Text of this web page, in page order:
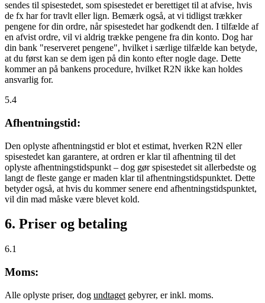
sendes til spisestedet, som spisestedet er berettiget til at afvise, hvis
de fx har for travlt eller lign. Bemærk også, at vi tidligst trækker
pengene for din ordre, når spisestedet har godkendt den. I tilfælde af
en afvist ordre, vil vi aldrig trække pengene fra din konto. Dog har
din bank "reserveret pengene", hvilket i særlige tilfælde kan betyde,
at du først kan se dem igen på din konto efter nogle dage. Dette
kommer an på bankens procedure, hvilket R2N ikke kan holdes
ansvarlig for.
5.4
Afhentningstid:
Den oplyste afhentningstid er blot et estimat, hverken R2N eller
spisestedet kan garantere, at ordren er klar til afhentning til det
oplyste afhentningstidspunkt – dog gør spisestedet sit allerbedste og
langt de fleste gange er maden klar til afhentningstidspunktet. Dette
betyder også, at hvis du kommer senere end afhentningstidspunktet,
vil din mad måske være blevet kold.
6. Priser og betaling
6.1
Moms:
Alle oplyste priser, dog undtaget gebyrer, er inkl. moms.